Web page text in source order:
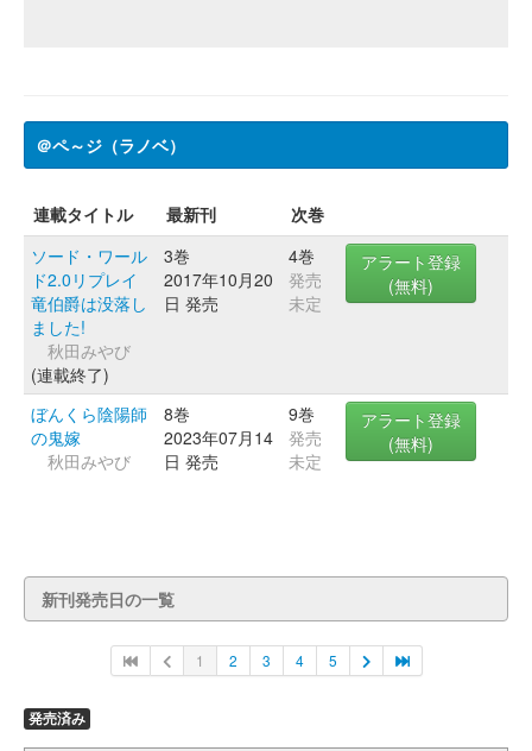
＠ペ～ジ（ラノベ）
連載タイトル 最新刊
次巻
ソード・ワール
ド2.0リプレイ
竜伯爵は没落し
ました!
秋田みやび
(連載終了)
3巻
2017年10月20
日 発売
4巻
発売
未定
アラート登録
(無料)
ぼんくら陰陽師
の鬼嫁
秋田みやび
8巻
2023年07月14
日 発売
9巻
発売
未定
アラート登録
(無料)
新刊発売日の一覧
1 2 3 4 5
発売済み